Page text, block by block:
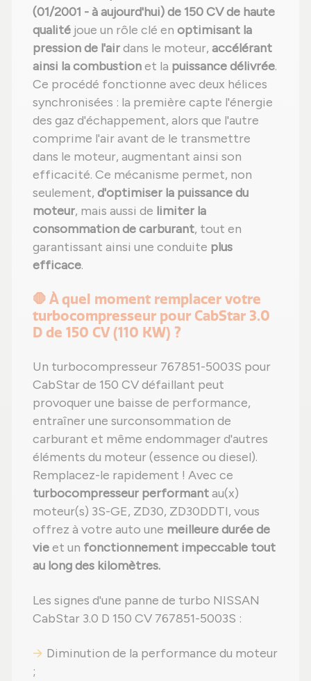
(01/2001 - à aujourd'hui) de 150 CV de haute
qualité joue un rôle clé en optimisant la
pression de l'airdans le moteur, accélérant
ainsi la combustionet la puissance délivrée.
Ce procédé fonctionne avec deux hélices
synchronisées : la première capte l'énergie
des gaz d'échappement, alors que l'autre
comprime l'air avant de le transmettre
dans le moteur, augmentant ainsi son
efficacité. Ce mécanisme permet, non
seulement, d'optimiser la puissance du
moteur, mais aussi de limiter la
consommation de carburant, tout en
garantissant ainsi une conduite plus
efficace.
🛑 À quel moment remplacer votre
turbocompresseur pour CabStar 3.0
D de 150 CV (110 KW) ?
Un turbocompresseur 767851-5003S pour
CabStar de 150 CV défaillant peut
provoquer une baisse de performance,
entraîner une surconsommation de
carburant et même endommager d'autres
éléments du moteur (essence ou diesel).
Remplacez-le rapidement ! Avec ce
turbocompresseur performantau(x)
moteur(s) 3S-GE, ZD30, ZD30DDTI, vous
offrez à votre auto une meilleure durée de
vieet un fonctionnement impeccable tout
au long des kilomètres.
Les signes d'une panne de turbo NISSAN
CabStar 3.0 D 150 CV 767851-5003S :
Diminution de la performance du moteur
;